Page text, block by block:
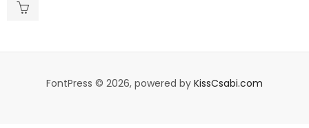
FontPress © 2026, powered by KissCsabi.com